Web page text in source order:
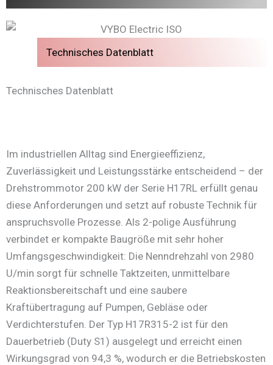
Technisches Datenblatt
Technisches Datenblatt
Im industriellen Alltag sind Energieeffizienz,
Zuverlässigkeit und Leistungsstärke entscheidend – der
Drehstrommotor 200 kW der Serie H17RL erfüllt genau
diese Anforderungen und setzt auf robuste Technik für
anspruchsvolle Prozesse. Als 2-polige Ausführung
verbindet er kompakte Baugröße mit sehr hoher
Umfangsgeschwindigkeit: Die Nenndrehzahl von 2980
U/min sorgt für schnelle Taktzeiten, unmittelbare
Reaktionsbereitschaft und eine saubere
Kraftübertragung auf Pumpen, Gebläse oder
Verdichterstufen. Der Typ H17R315-2 ist für den
Dauerbetrieb (Duty S1) ausgelegt und erreicht einen
Wirkungsgrad von 94,3 %, wodurch er die Betriebskosten